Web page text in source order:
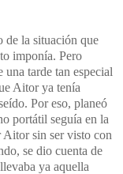
de la situación que
imponía. Pero
tarde tan especial
Aitor ya tenía
Por eso, planeó
portátil seguía en la
Aitor sin ser visto con
se dio cuenta de
ya aquella